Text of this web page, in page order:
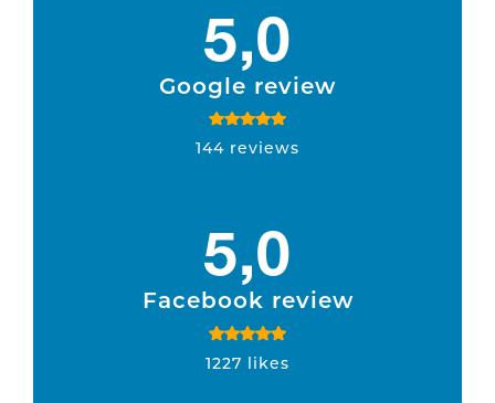
5,0
Google review
144 reviews
5,0
Facebook review
1227 likes